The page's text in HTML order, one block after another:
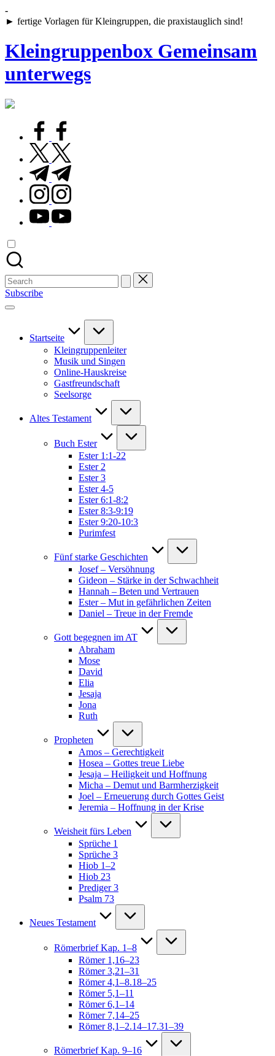
Skip
to
-
► fertige Vorlagen für Kleingruppen, die praxistauglich sind!
Kleingruppenbox Gemeinsam
unterwegs
Gemeinsam
wachsen,
leben
facebook.com
twitter.com
t.me
instagram.com
youtube.com
Search
for:
Subscribe
Startseite
Kleingruppenleiter
Musik und Singen
Online-Hauskreise
Gastfreundschaft
Seelsorge
Altes Testament
Buch Ester
Ester 1:1-22
Ester 2
Ester 3
Ester 4-5
Ester 6:1-8:2
Ester 8:3-9:19
Ester 9:20-10:3
Purimfest
Fünf starke Geschichten
Josef – Versöhnung
Gideon – Stärke in der Schwachheit
Hannah – Beten und Vertrauen
Ester – Mut in gefährlichen Zeiten
Daniel – Treue in der Fremde
Gott begegnen im AT
Abraham
Mose
David
Elia
Jesaja
Jona
Ruth
Propheten
Amos – Gerechtigkeit
Hosea – Gottes treue Liebe
Jesaja – Heiligkeit und Hoffnung
Micha – Demut und Barmherzigkeit
Joel – Erneuerung durch Gottes Geist
Jeremia – Hoffnung in der Krise
Weisheit fürs Leben
Sprüche 1
Sprüche 3
Hiob 1–2
Hiob 23
Prediger 3
Psalm 73
Neues Testament
Römerbrief Kap. 1–8
Römer 1,16–23
Römer 3,21–31
Römer 4,1–8.18–25
Römer 5,1–11
Römer 6,1–14
Römer 7,14–25
Römer 8,1–2.14–17.31–39
Römerbrief Kap. 9–16